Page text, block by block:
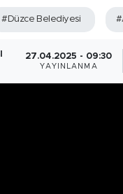
#Düzce Belediyesi
27.04.2025 - 09:30
YAYINLANMA